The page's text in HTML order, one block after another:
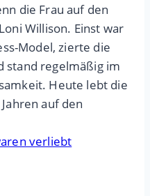
die Frau auf den
Willison. Einst war
Model, zierte die
stand regelmäßig im
Heute lebt die
auf den
verliebt